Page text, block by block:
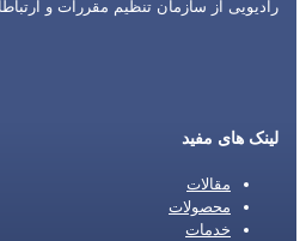
رادیویی از سازمان تنظیم مقررات و
لینک های مفید
مقالات
محصولات
خدمات